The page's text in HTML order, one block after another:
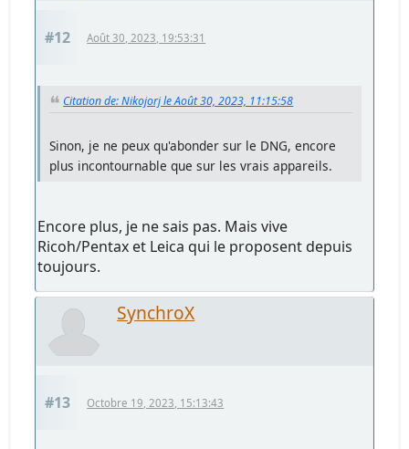
#12 Août 30, 2023, 19:53:31
Citation de: Nikojorj le Août 30, 2023, 11:15:58
Sinon, je ne peux qu'abonder sur le DNG, encore
plus incontournable que sur les vrais appareils.
Encore plus, je ne sais pas. Mais vive
Ricoh/Pentax et Leica qui le proposent depuis
toujours.
SynchroX
#13 Octobre 19, 2023, 15:13:43